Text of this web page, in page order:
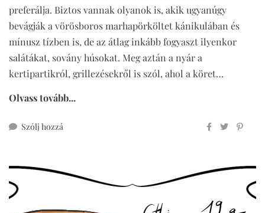
preferálja. Biztos vannak olyanok is, akik ugyanúgy
bevágják a vörösboros marhapörköltet kánikulában és
mínusz tízben is, de az átlag inkább fogyaszt ilyenkor
salátákat, sovány húsokat. Meg aztán a nyár a
kertipartikról, grillezésekről is szól, ahol a köret…
Olvass tovább...
Szólj hozzá